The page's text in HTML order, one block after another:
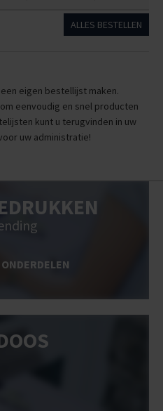
ALLES BESTELLEN
eigen bestellijst maken.
eenvoudig en snel producten
kunt u terugvinden in uw
uw administratie!